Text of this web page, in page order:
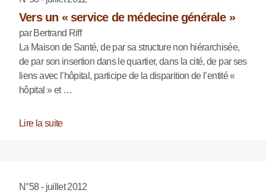
Vers un « service de médecine générale »
par Bertrand Riff
La Maison de Santé, de par sa structure non hiérarchisée,
de par son insertion dans le quartier, dans la cité, de par ses
liens avec l’hôpital, participe de la disparition de l’entité «
hôpital » et …
Lire la suite
N°58 - juillet 2012